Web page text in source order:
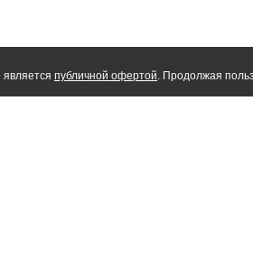
публичной офертой. Продолжая